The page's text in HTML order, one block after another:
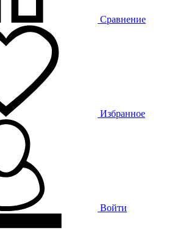
Сравнение
Избранное
Войти